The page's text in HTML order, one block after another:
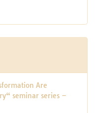
Are
seminar series –